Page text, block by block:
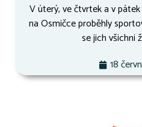
V úterý, ve čtvrtek a v pátek
na Osmičce proběhly
se jich všichni
18